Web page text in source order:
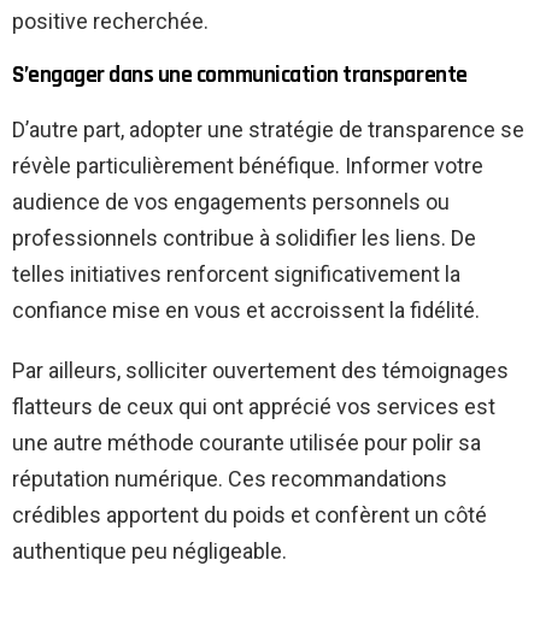
positive recherchée.
S’engager dans une communication transparente
D’autre part, adopter une stratégie de transparence se
révèle particulièrement bénéfique. Informer votre
audience de vos engagements personnels ou
professionnels contribue à solidifier les liens. De
telles initiatives renforcent significativement la
confiance mise en vous et accroissent la fidélité.
Par ailleurs, solliciter ouvertement des témoignages
flatteurs de ceux qui ont apprécié vos services est
une autre méthode courante utilisée pour polir sa
réputation numérique. Ces recommandations
crédibles apportent du poids et confèrent un côté
authentique peu négligeable.